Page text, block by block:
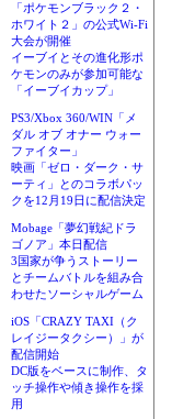
「ポケモンブラック２・
ホワイト２」の公式Wi-Fi
大会が開催
イーブイとその進化形ポ
ケモンのみが参加可能な
「イーブイカップ」
PS3/Xbox 360/WIN「メ
ダル オブ オナー ウォー
ファイター」
映画「ゼロ・ダーク・サ
ーティ」とのコラボパッ
クを12月19日に配信決定
Mobage「夢幻戦紀ドラ
ゴノア」本日配信
3国家が争うストーリー
とチームバトルを組み合
わせたソーシャルゲーム
iOS「CRAZY TAXI（ク
レイジータクシー）」が
配信開始
DC版をベースに制作、タ
ッチ操作や傾き操作を採
用